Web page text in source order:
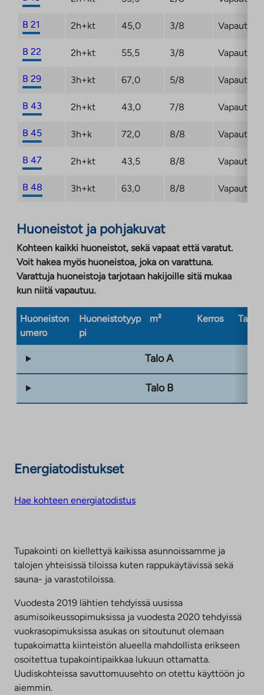
B 21 2h+kt 45,0 3/8
B 22 2h+kt 55,5 3/8
B 29 3h+kt 67,0 5/8
B 43 2h+kt 43,0 7/8
B 45 3h+k 72,0 8/8
B 47 2h+kt 43,5 8/8
B 48 3h+kt 63,0 8/8
Huoneistot ja pohjakuvat
Kohteen kaikki huoneistot, sekä vapaat että varatut.
Voit hakea myös huoneistoa, joka on varattuna.
Varattuja huoneistoja tarjotaan hakijoille sitä mukaa
kun niitä vapautuu.
Huoneiston
umero
Huoneistotyyp
pi
m² Kerros
Talo A
Talo B
Energiatodistukset
Hae kohteen energiatodistus
Tupakointi on kiellettyä kaikissa asunnoissamme ja
talojen yhteisissä tiloissa kuten rappukäytävissä sekä
sauna- ja varastotiloissa.
Vuodesta 2019 lähtien tehdyissä uusissa
asumisoikeussopimuksissa ja vuodesta 2020 tehdyissä
vuokrasopimuksissa asukas on sitoutunut olemaan
tupakoimatta kiinteistön alueella mahdollista erikseen
osoitettua tupakointipaikkaa lukuun ottamatta.
Uudiskohteissa savuttomuusehto on otettu käyttöön jo
aiemmin.